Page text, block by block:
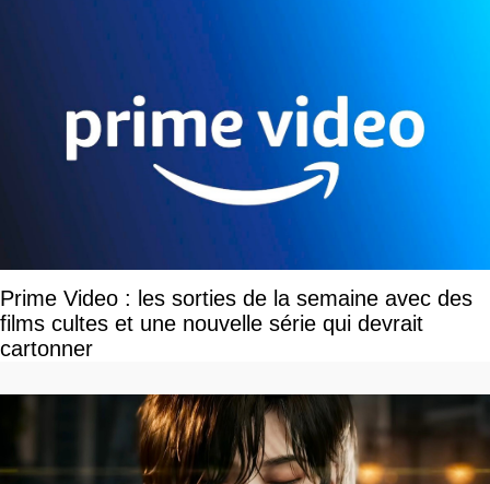
Prime Video : les sorties de la semaine avec des
films cultes et une nouvelle série qui devrait
cartonner